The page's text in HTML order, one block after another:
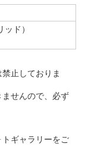
ド）
止しておりま
せんので、必ず
ギャラリーをご